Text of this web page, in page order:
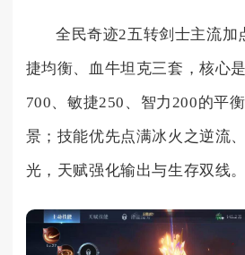
全民奇迹2五转剑士主流加
捷均衡、血牛坦克三套，核心
700、敏捷250、智力200的平
景；技能优先点满冰火之逆流
光，天赋强化输出与生存双线。